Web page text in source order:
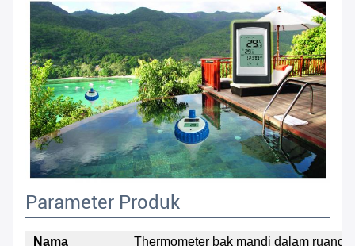
Parameter Produk
Nama
Thermometer bak mandi dalam